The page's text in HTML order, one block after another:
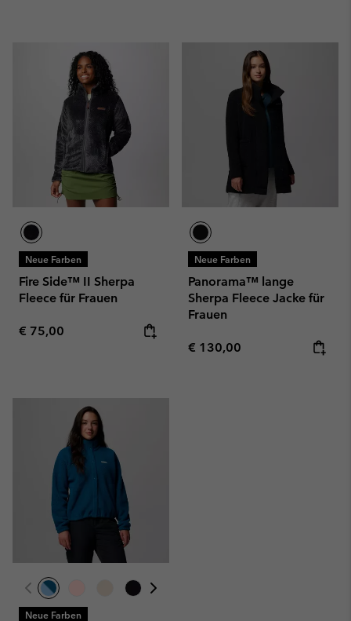
Neue Farben
Fire Side™ II Sherpa
Fleece für Frauen
Regular price:
€ 75,00
Neue Farben
Panorama™ lange
Sherpa Fleece Jacke für
Frauen
Regular price:
€ 130,00
Neue Farben